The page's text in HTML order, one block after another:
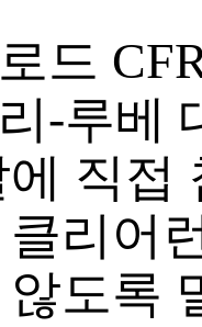
드
-루베
직접
리어
도록